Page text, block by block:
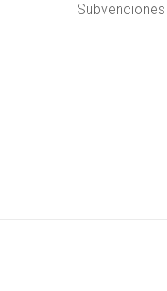
Subvenciones